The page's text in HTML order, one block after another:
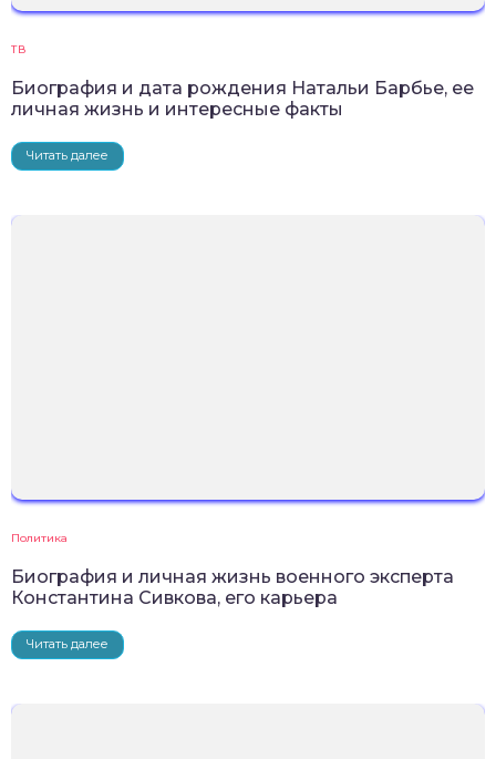
ТВ
Биография и дата рождения Натальи Барбье, ее
личная жизнь и интересные факты
Читать далее
Политика
Биография и личная жизнь военного эксперта
Константина Сивкова, его карьера
Читать далее